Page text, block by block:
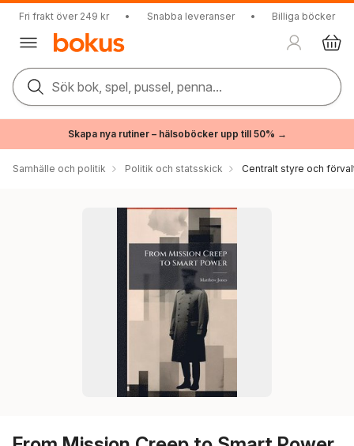
Fri frakt över 249 kr • Snabba leveranser • Billiga böcker
Sök bok, spel, pussel, penna...
Skapa nya rutiner – hälsoböcker upp till 50% →
Samhälle och politik Politik och statsskick Centralt styre och